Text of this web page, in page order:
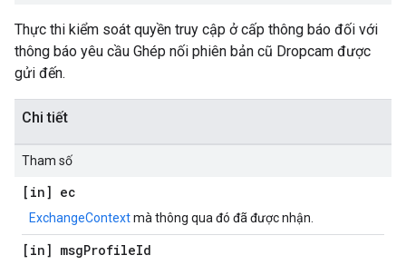
Thực thi kiểm soát quyền truy cập ở cấp thông báo đối với
thông báo yêu cầu Ghép nối phiên bản cũ Dropcam được
gửi đến.
Chi tiết
Tham số
[in] ec
ExchangeContextmà thông qua đó đã được nhận.
[in] msgProfileId